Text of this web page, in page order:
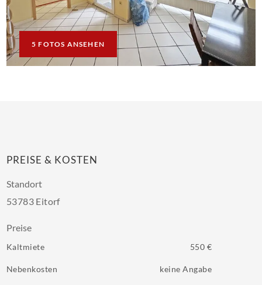
5 FOTOS ANSEHEN
PREISE & KOSTEN
Standort
53783 Eitorf
Preise
Kaltmiete 550 €
Nebenkosten keine Angabe